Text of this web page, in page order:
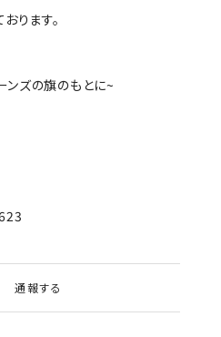
ります。
ンズの旗のもとに~
通報する